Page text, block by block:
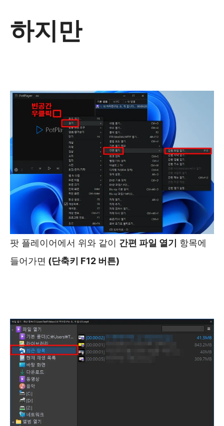
하지만
팟 플레이어에서 위와 같이 간편 파일 열기
항목에
들어가면 (단축키 F12 버튼)